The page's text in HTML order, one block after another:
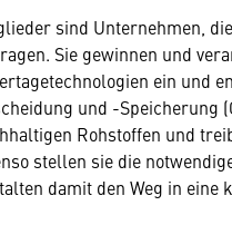
sind Unternehmen,
Sie gewinnen und
ein und
und -Speicherung
Rohstoffen und
stellen sie die
damit den Weg in